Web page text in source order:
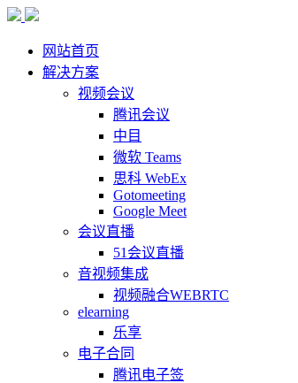
网站首页
解决方案
视频会议
腾讯会议
中目
微软 Teams
思科 WebEx
Gotomeeting
Google Meet
会议直播
51会议直播
音视频集成
视频融合WEBRTC
elearning
乐享
电子合同
腾讯电子签